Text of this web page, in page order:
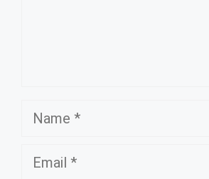
Name
Email